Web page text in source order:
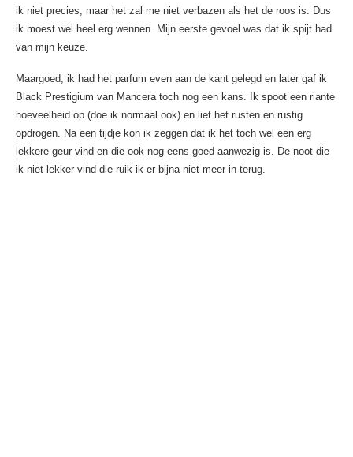
ik niet precies, maar het zal me niet verbazen als het de roos is. Dus
ik moest wel heel erg wennen. Mijn eerste gevoel was dat ik spijt had
van mijn keuze.
Maargoed, ik had het parfum even aan de kant gelegd en later gaf ik
Black Prestigium van Mancera toch nog een kans. Ik spoot een riante
hoeveelheid op (doe ik normaal ook) en liet het rusten en rustig
opdrogen. Na een tijdje kon ik zeggen dat ik het toch wel een erg
lekkere geur vind en die ook nog eens goed aanwezig is. De noot die
ik niet lekker vind die ruik ik er bijna niet meer in terug.